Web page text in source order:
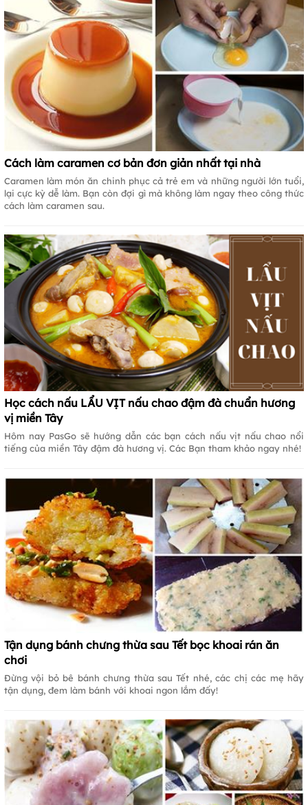
Cách làm caramen cơ bản đơn giản nhất tại nhà
Caramen làm món ăn chinh phục cả trẻ em và những người lớn tuổi,
lại cực kỳ dễ làm. Bạn còn đợi gì mà không làm ngay theo công thức
cách làm caramen sau.
Học cách nấu LẨU VỊT nấu chao đậm đà chuẩn hương
vị miền Tây
Hôm nay PasGo sẽ hướng dẫn các bạn cách nấu vịt nấu chao nổi
tiếng của miền Tây đậm đà hương vị. Các Bạn tham khảo ngay nhé!
Tận dụng bánh chưng thừa sau Tết bọc khoai rán ăn
chơi
Đừng vội bỏ bê bánh chưng thừa sau Tết nhé, các chị các mẹ hãy
tận dụng, đem làm bánh với khoai ngon lắm đấy!